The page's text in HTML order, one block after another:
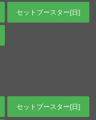
セットブースター[日]
セットブースター[日]